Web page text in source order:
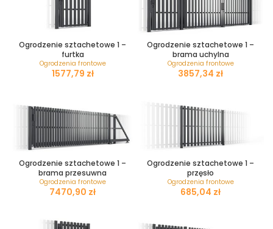
Ogrodzenie sztachetowe 1 –
furtka
Ogrodzenia frontowe
zł
Ogrodzenie sztachetowe 1 –
brama uchylna
Ogrodzenia frontowe
zł
Ogrodzenie sztachetowe 1 –
brama przesuwna
Ogrodzenia frontowe
zł
Ogrodzenie sztachetowe 1 –
przęsło
Ogrodzenia frontowe
zł